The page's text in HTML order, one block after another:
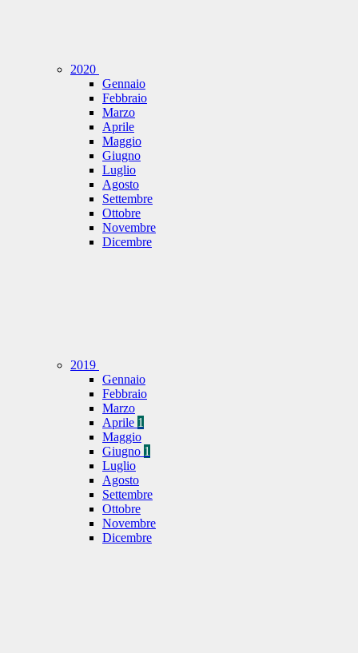
2020
Gennaio
Febbraio
Marzo
Aprile
Maggio
Giugno
Luglio
Agosto
Settembre
Ottobre
Novembre
Dicembre
2019
Gennaio
Febbraio
Marzo
Aprile 1
Maggio
Giugno 1
Luglio
Agosto
Settembre
Ottobre
Novembre
Dicembre